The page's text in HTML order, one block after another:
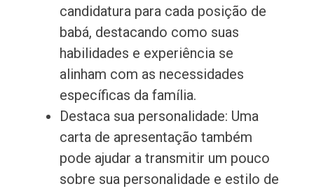
candidatura para cada posição de
babá, destacando como suas
habilidades e experiência se
alinham com as necessidades
específicas da família.
Destaca sua personalidade: Uma
carta de apresentação também
pode ajudar a transmitir um pouco
sobre sua personalidade e estilo de